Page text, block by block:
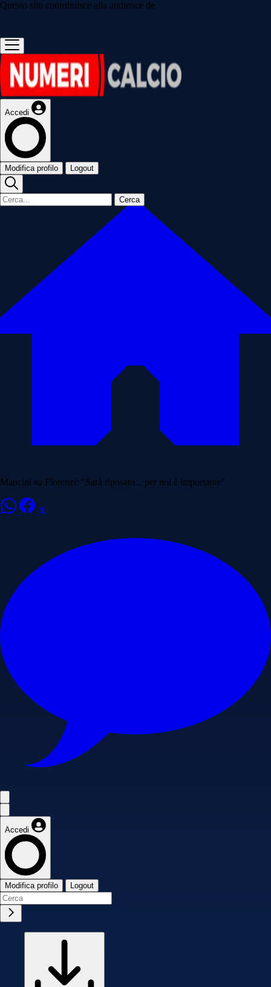
Questo sito contribuisce alla audience de
Accedi
Modifica profilo Logout
Cerca
Mancini su Florenzi: "Sarà riposato... per noi è importante"
Accedi
Modifica profilo Logout